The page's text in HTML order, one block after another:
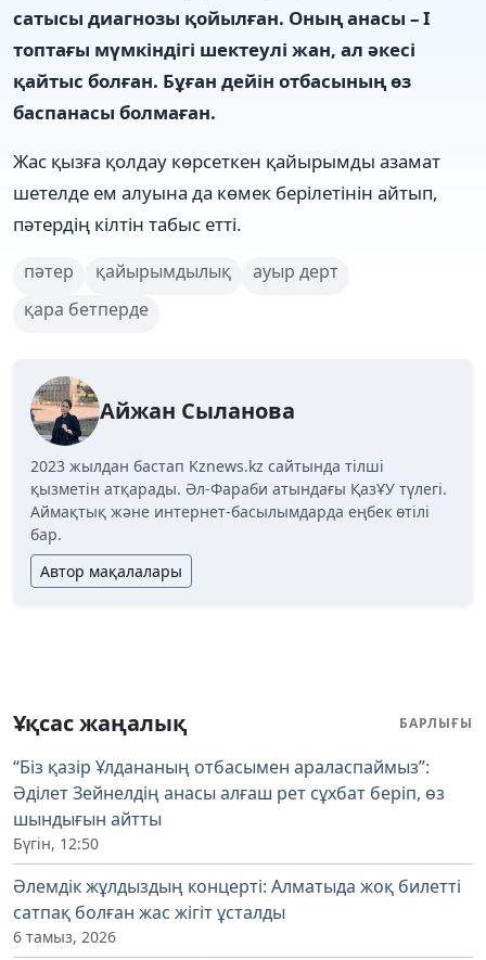
сатысы диагнозы қойылған. Оның анасы – І
топтағы мүмкіндігі шектеулі жан, ал әкесі
қайтыс болған. Бұған дейін отбасының өз
баспанасы болмаған.
Жас қызға қолдау көрсеткен қайырымды азамат
шетелде ем алуына да көмек берілетінін айтып,
пәтердің кілтін табыс етті.
пәтер қайырымдылық
ауыр дерт
қара бетперде
Айжан Сыланова
2023 жылдан бастап Kznews.kz сайтында тілші
қызметін атқарады. Әл-Фараби атындағы ҚазҰУ түлегі.
Аймақтық және интернет-басылымдарда еңбек өтілі
бар.
Автор мақалалары
Ұқсас жаңалық БАРЛЫҒЫ
“Біз қазір Ұлдананың отбасымен араласпаймыз”:
Әділет Зейнелдің анасы алғаш рет сұхбат беріп, өз
шындығын айтты
Бүгін, 12:50
Әлемдік жұлдыздың концерті: Алматыда жоқ билетті
сатпақ болған жас жігіт ұсталды
6 тамыз, 2026